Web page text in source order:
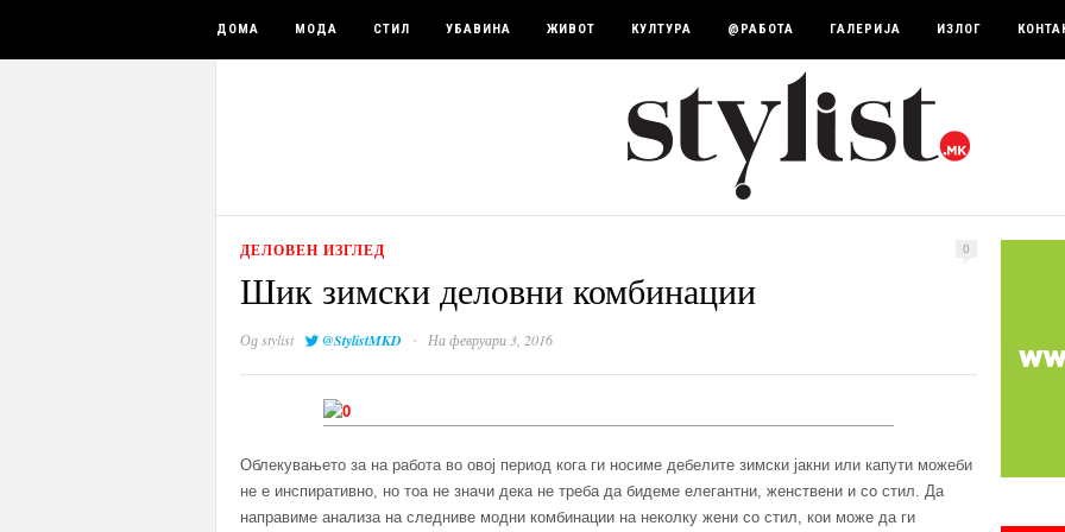
ДОМА МОДА СТИЛ УБАВИНА ЖИВОТ КУЛТУРА @РАБОТА ГАЛЕРИЈА ИЗЛОГ
ДЕЛОВЕН ИЗГЛЕД 0
Шик зимски деловни комбинации
Одstylist @StylistMKD · На февруари 3, 2016
Облекувањето за на работа во овој период кога ги носиме дебелите зимски јакни или капути можеби
не е инспиративно, но тоа не значи дека не треба да бидеме елегантни, женствени и со стил. Да
направиме анализа на следниве модни комбинации на неколку жени со стил, кои може да ги